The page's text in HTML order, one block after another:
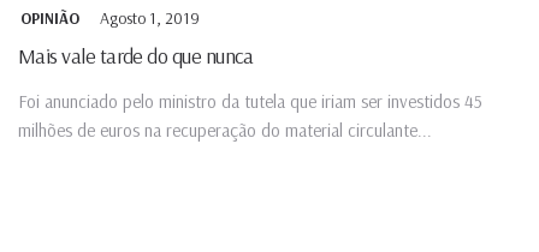
OPINIÃO Agosto 1, 2019
Mais vale tarde do que nunca
Foi anunciado pelo ministro da tutela que iriam ser investidos 45
milhões de euros na recuperação do material circulante...